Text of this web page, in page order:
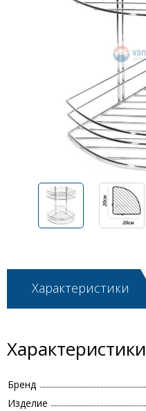
Характеристики
Характеристики
Бренд
Изделие